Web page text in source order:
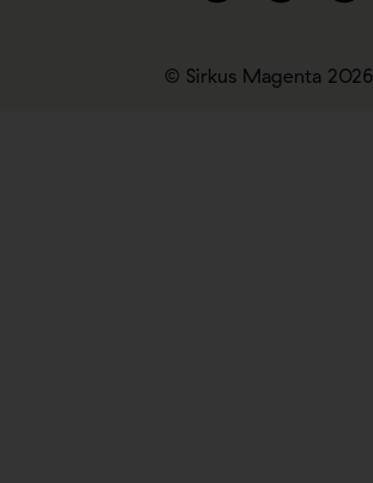
© Sirkus Magenta 2026